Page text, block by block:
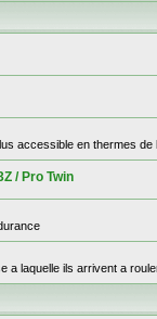
accessible en thermes de
/ Pro Twin
a laquelle ils arrivent a